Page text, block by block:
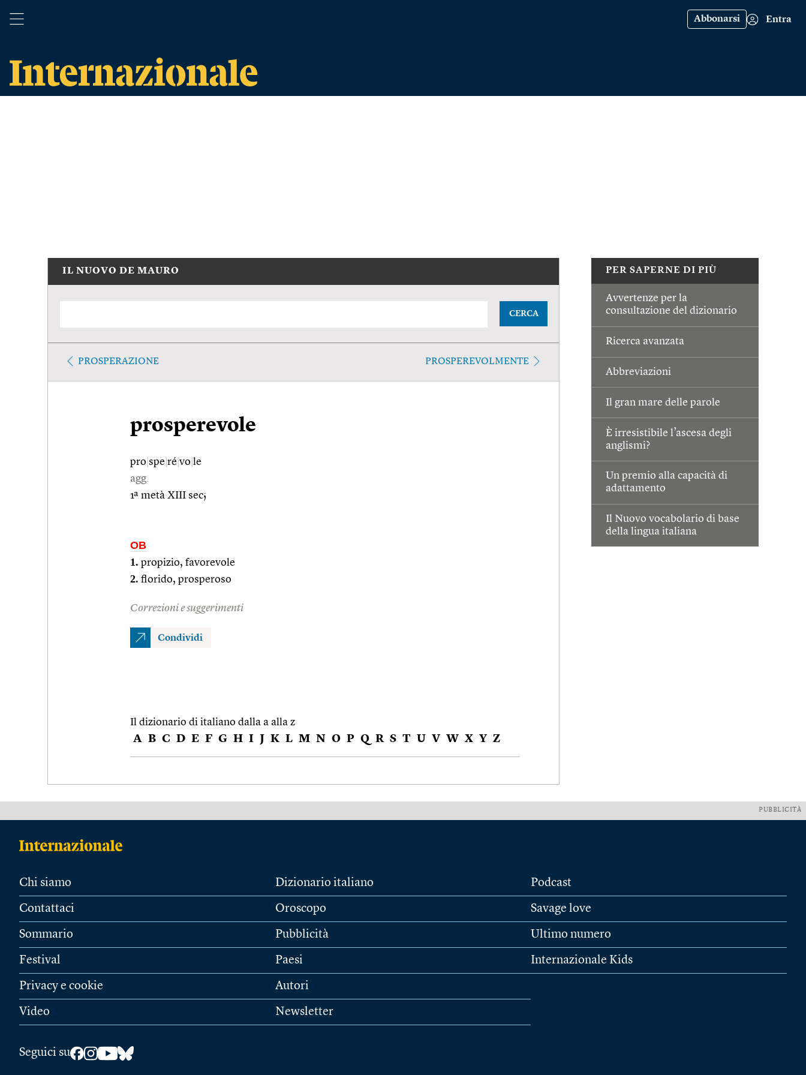
Abbonarsi Entra
PER SAPERNE DI PIÙ
Avvertenze per la
consultazione del dizionario
Ricerca avanzata
Abbreviazioni
Il gran mare delle parole
È irresistibile l’ascesa degli
anglismi?
Un premio alla capacità di
adattamento
Il Nuovo vocabolario di base
della lingua italiana
IL NUOVO DE MAURO
CERCA
PROSPERAZIONE PROSPEREVOLMENTE
prosperevole
pro spe ré vo le
agg.
1ª metà XIII sec;
OB
1. propizio, favorevole
2. florido, prosperoso
Correzioni e suggerimenti
Condividi
Il dizionario di italiano dalla a alla z
A B C D E F G H I J K L M N O P Q R S T U V W X Y Z
PUBBLICITÀ
Chi siamo
Contattaci
Sommario
Festival
Privacy e cookie
Video
Dizionario italiano
Oroscopo
Pubblicità
Paesi
Autori
Newsletter
Podcast
Savage love
Ultimo numero
Internazionale Kids
Seguici su